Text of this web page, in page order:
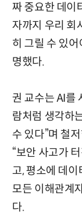
짜 중요한 데이
자까지 우리 회
히 그릴 수 있
명했다.
권 교수는 AI를
람처럼 생각하
수 있다”며 철
“보안 사고가
고, 평소에 데
모든 이해관계
다.